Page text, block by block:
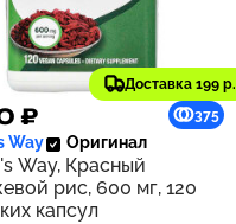
Доставка 199 р.
₽ 375
Way Оригинал
Way, Красный
рис, 600 мг, 120
капсул